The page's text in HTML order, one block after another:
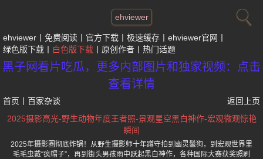
ehviewer
ehviewer 免费阅读 官方下载 极速缓存
ehviewer官网
绿色版下载
白色版下载 原创作者 热门话题
黑子网看片吃瓜，更多内部图片和独家视频：点击
查看详情
首页 百家杂谈
返回上页
2025摄影高光-野生动物年度王者照-景观星空黑白神作-宏观微观惊艳
瞬间
2025年摄影圈彻底炸锅！从野生摄影师十年蹲守拍到幽灵鬣狗，到宏观世界里
毛毛虫戴“疯帽子”，再到街头男孩雨中跃起黑白神作，各种国际大赛获奖照刷